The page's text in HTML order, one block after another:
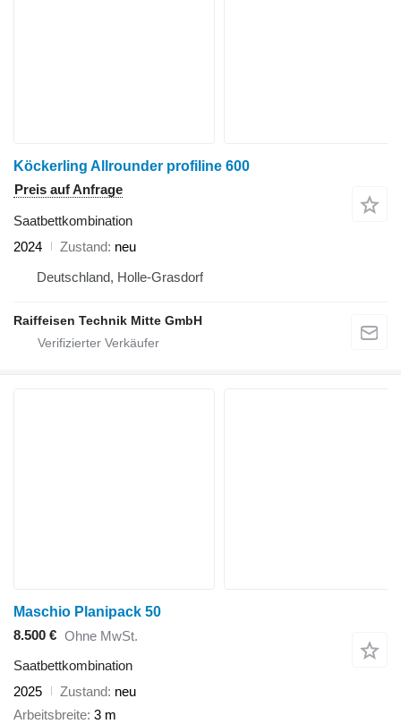
Köckerling Allrounder profiline 600
Preis auf Anfrage
Saatbettkombination
2024
Zustand neu
Deutschland, Holle-Grasdorf
Raiffeisen Technik Mitte GmbH
Maschio Planipack 50
8.500 € Ohne MwSt.
Saatbettkombination
2025
Zustand neu
Arbeitsbreite 3 m